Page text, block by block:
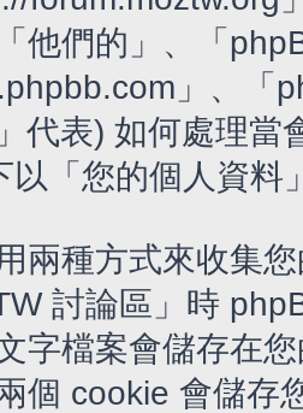
他們的」、「
」、
代表) 如何處理當
以「您的個人資料
兩種方式來收集
討論區」時
字檔案會儲存在
個 cookie 會儲存